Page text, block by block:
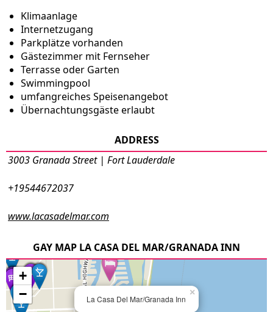
Klimaanlage
Internetzugang
Parkplätze vorhanden
Gästezimmer mit Fernseher
Terrasse oder Garten
Swimmingpool
umfangreiches Speisenangebot
Übernachtungsgäste erlaubt
ADDRESS
3003 Granada Street | Fort Lauderdale
+19544672037
www.lacasadelmar.com
GAY MAP LA CASA DEL MAR/GRANADA INN
La Casa Del Mar/Granada Inn
×
+
−